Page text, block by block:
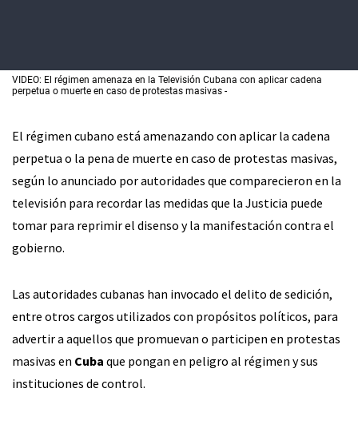
VIDEO: El régimen amenaza en la Televisión Cubana con aplicar cadena
perpetua o muerte en caso de protestas masivas
El régimen cubano está amenazando con aplicar la cadena
perpetua o la pena de muerte en caso de protestas masivas,
según lo anunciado por autoridades que comparecieron en la
televisión para recordar las medidas que la Justicia puede
tomar para reprimir el disenso y la manifestación contra el
gobierno.
Las autoridades cubanas han invocado el delito de sedición,
entre otros cargos utilizados con propósitos políticos, para
advertir a aquellos que promuevan o participen en protestas
masivas en Cuba que pongan en peligro al régimen y sus
instituciones de control.